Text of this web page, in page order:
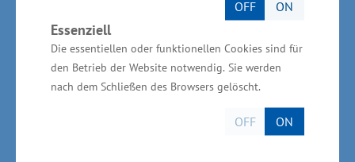
OFF ON
Essenziell
Die essentiellen oder funktionellen Cookies sind für
den Betrieb der Website notwendig. Sie werden
nach dem Schließen des Browsers gelöscht.
OFF ON
Die Silicann Systems GmbH wurde im Jahr 2010
gegründet. Unternehmensgegenstand ist die
Entwicklung und technische Umsetzung
anspruchsvoller optischer Systeme für den in­
dustriellen Einsatz. Dazu gehören Farbsensoren,